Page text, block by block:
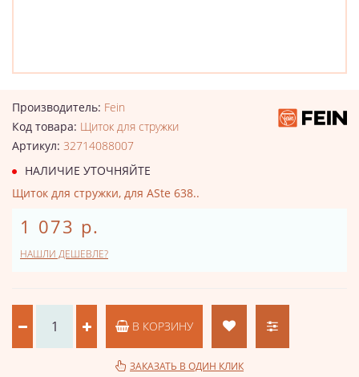
Производитель: Fein
Код товара: Щиток для стружки
Артикул: 32714088007
НАЛИЧИЕ УТОЧНЯЙТЕ
Щиток для стружки, для ASte 638..
1 073 р.
НАШЛИ ДЕШЕВЛЕ?
В КОРЗИНУ
ЗАКАЗАТЬ В ОДИН КЛИК